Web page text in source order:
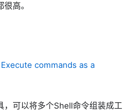
高。
commands as a
，可以将多个Shell命令组装成工